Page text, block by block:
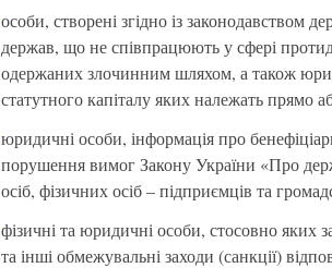
особи, створені згідно із законодавством
держав, що не співпрацюють у сфері
одержаних злочинним шляхом, а також
статутного капіталу яких належать прямо
юридичні особи, інформація про
порушення вимог Закону України «Про
осіб, фізичних осіб – підприємців та
фізичні та юридичні особи, стосовно яких
та інші обмежувальні заходи (санкції)